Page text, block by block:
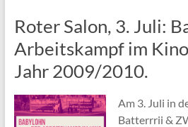
Roter Salon, 3. Juli:
Arbeitskampf im
Jahr 2009/2010.
Am 3. Juli in
Batterrrii &